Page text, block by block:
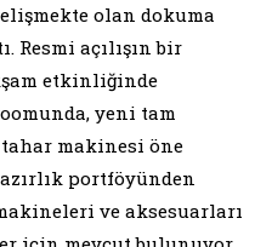
olan dokuma
Resmi açılışın bir
etkinliğinde
yeni tam
makinesi öne
portföyünden
ve aksesuarları